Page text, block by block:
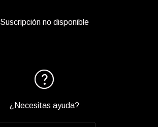
Suscripción no disponible
¿Necesitas ayuda?